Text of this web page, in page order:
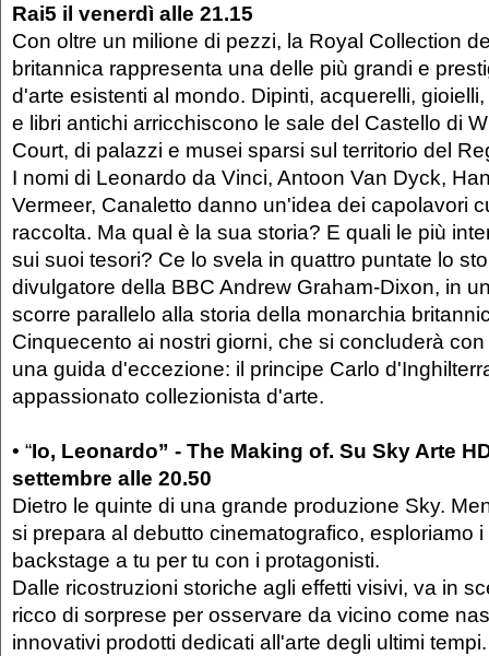
Rai5 il venerdì alle 21.15
Con oltre un milione di pezzi, la Royal Collection
britannica rappresenta una delle più grandi e
d'arte esistenti al mondo. Dipinti, acquerelli,
e libri antichi arricchiscono le sale del Castello di
Court, di palazzi e musei sparsi sul territorio del
I nomi di Leonardo da Vinci, Antoon Van Dyck,
Vermeer, Canaletto danno un'idea dei capolavori
raccolta. Ma qual è la sua storia? E quali le più
sui suoi tesori? Ce lo svela in quattro puntate lo
divulgatore della BBC Andrew Graham-Dixon, in
scorre parallelo alla storia della monarchia
Cinquecento ai nostri giorni, che si concluderà
una guida d'eccezione: il principe Carlo
appassionato collezionista d'arte.
• “Io, Leonardo” - The Making of. Su Sky Arte
settembre alle 20.50
Dietro le quinte di una grande produzione Sky.
si prepara al debutto cinematografico, esploriamo
backstage a tu per tu con i protagonisti.
Dalle ricostruzioni storiche agli effetti visivi, va in
ricco di sorprese per osservare da vicino come
innovativi prodotti dedicati all'arte degli ultimi tempi.